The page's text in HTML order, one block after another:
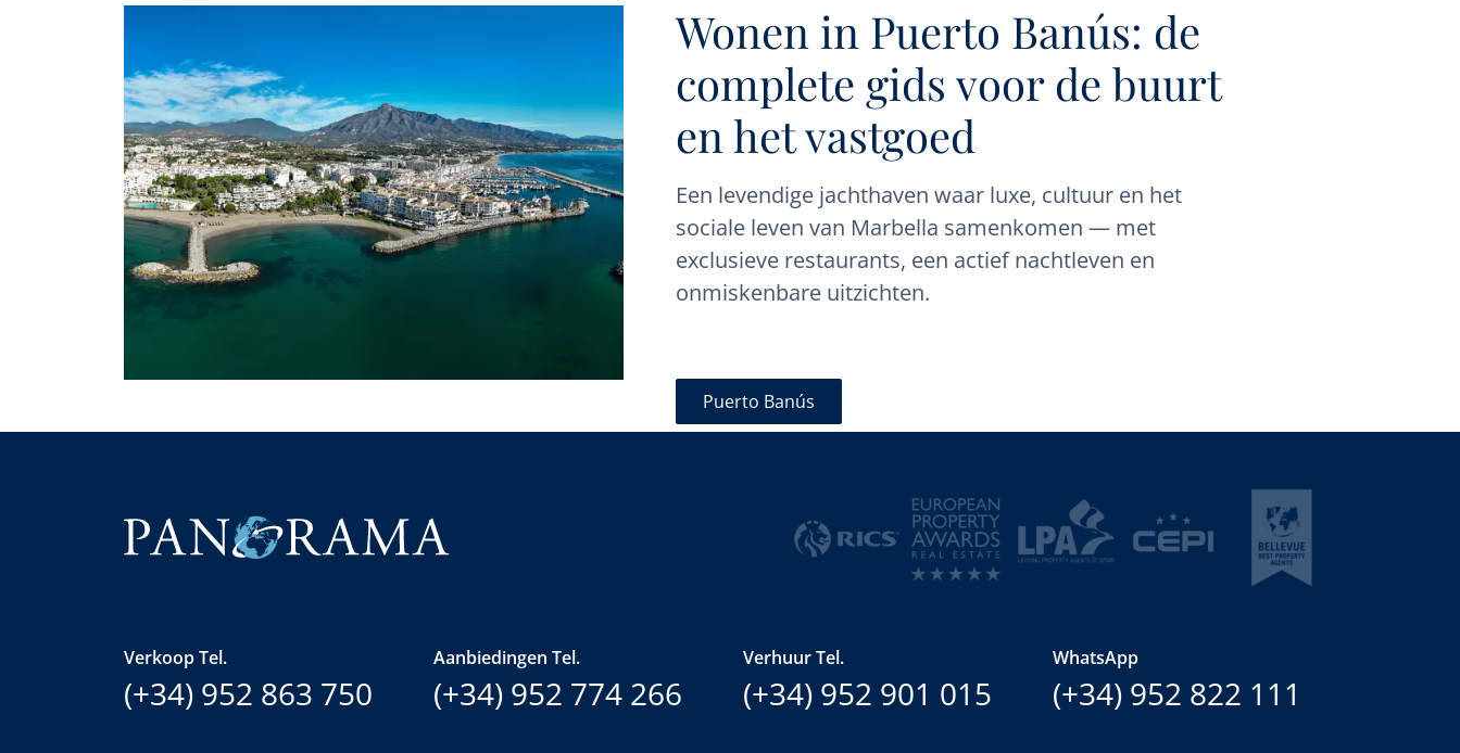
Wonen in Puerto Banús: de
complete gids voor de buurt
en het vastgoed
Een levendige jachthaven waar luxe, cultuur en het
sociale leven van Marbella samenkomen — met
exclusieve restaurants, een actief nachtleven en
onmiskenbare uitzichten.
Puerto Banús
Verkoop Tel.
(+34) 952 863 750
Aanbiedingen Tel.
(+34) 952 774 266
Verhuur Tel.
(+34) 952 901 015
WhatsApp
(+34) 952 822 111